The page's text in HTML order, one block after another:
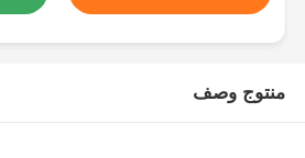
منتوج وصف